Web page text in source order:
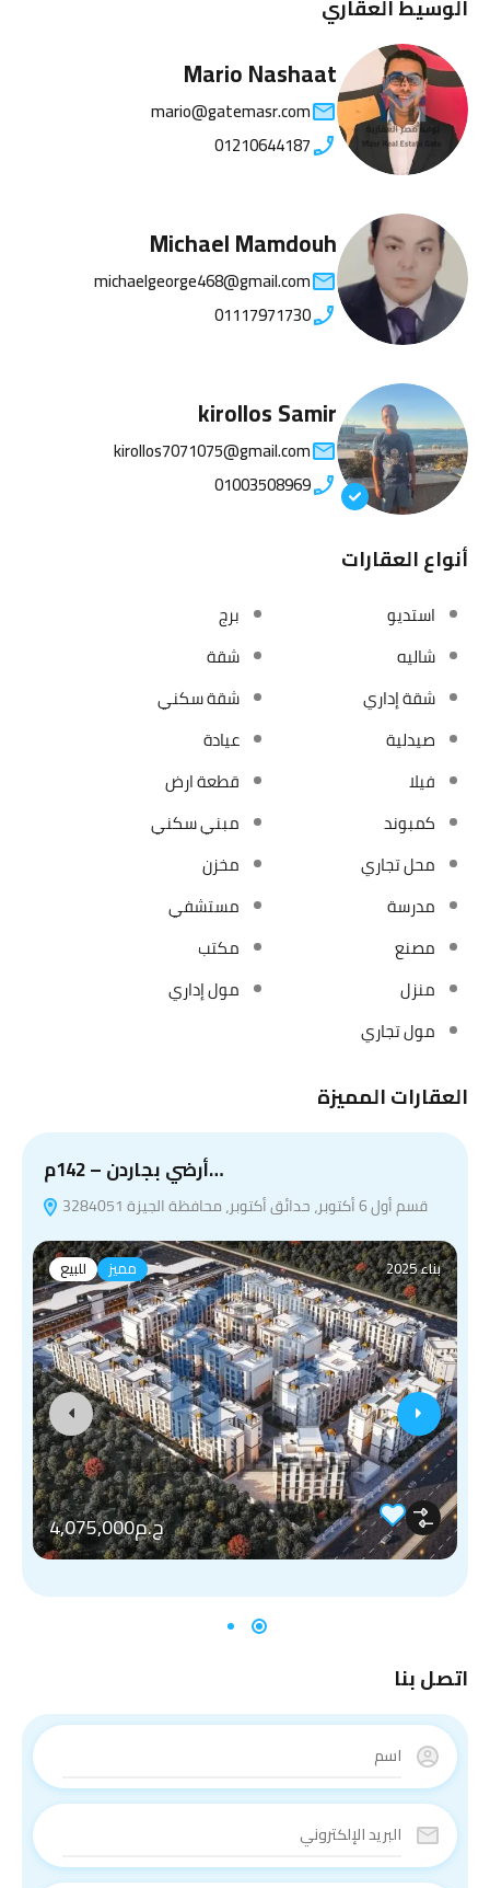
الوسيط العقاري
Mario Nashaat
mario@gatemasr.com
01210644187
Michael Mamdouh
michaelgeorge468@gmail.com
01117971730
kirollos Samir
kirollos7071075@gmail.com
01003508969
أنواع العقارات
استديو
برج
شاليه
شقة
شقة إداري
شقة سكني
صيدلية
عيادة
فيلا
قطعة ارض
كمبوند
مبني سكني
محل تجاري
مخزن
مدرسة
مستشفي
مصنع
مكتب
منزل
مول إداري
مول تجاري
العقارات المميزة
أرضي بجاردن – 142م…
قسم أول 6 أكتوبر، حدائق أكتوبر، محافظة الجيزة 3284051
للبيع مميز بناء 2025
ج.م4,075,000
اتصل بنا